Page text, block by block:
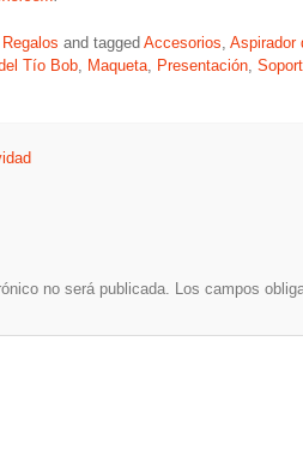
Regalos and tagged Accesorios Aspirador
Tío Bob Maqueta Presentación
no será publicada. Los campos